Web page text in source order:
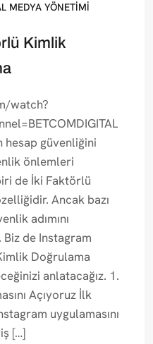
MEDYA YÖNETIMI
Kimlik
watch?
hesap güvenliğini
önlemleri
de İki Faktörlü
Ancak bazı
adımını
de Instagram
Doğrulama
anlatacağız. 1.
Açıyoruz İlk
uygulamasını
[…]